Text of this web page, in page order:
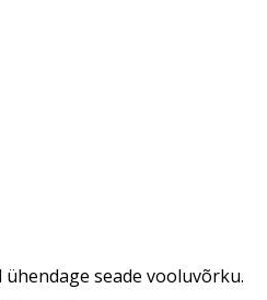
seade vooluvõrku.